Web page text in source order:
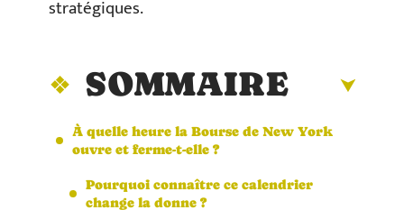
stratégiques.
SOMMAIRE
À quelle heure la Bourse de New York
ouvre et ferme-t-elle ?
Pourquoi connaître ce calendrier
change la donne ?